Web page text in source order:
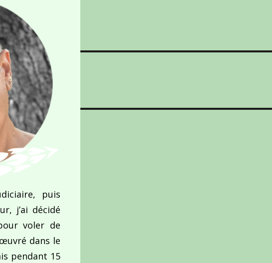
puis
j’ai décidé
voler de
dans le
pendant 15